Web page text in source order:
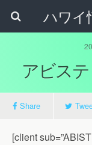
アビス
Share
[client